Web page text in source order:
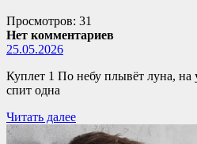
Просмотров: 31
Нет комментариев
25.05.2026
Куплет 1 По небу плывёт луна,
спит одна
Читать далее